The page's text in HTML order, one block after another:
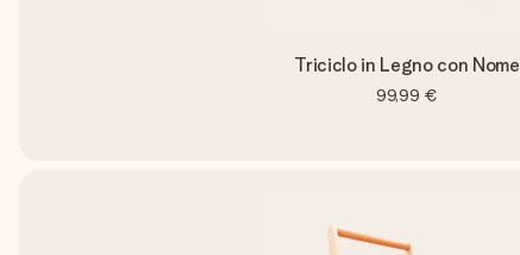
Triciclo in Legno con Nome
99,99 €